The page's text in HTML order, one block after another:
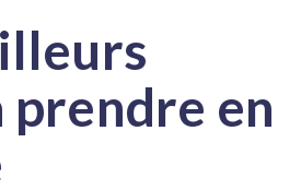
prendre en